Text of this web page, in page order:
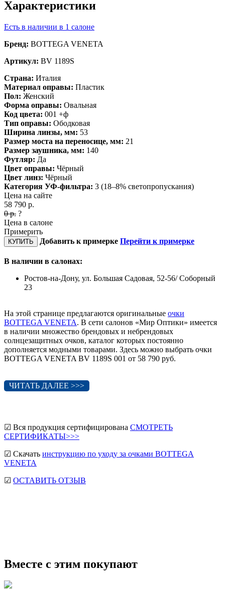
Характеристики
Есть в наличии в 1 салоне
Бренд: BOTTEGA VENETA
Артикул: BV 1189S
Страна: Италия
Материал оправы: Пластик
Пол: Женский
Форма оправы: Овальная
Код цвета: 001 +ф
Тип оправы: Ободковая
Ширина линзы, мм: 53
Размер моста на переносице, мм: 21
Размер заушника, мм: 140
Футляр: Да
Цвет оправы: Чёрный
Цвет линз: Чёрный
Категория УФ-фильтра: 3 (18–8% светопропускания)
Цена на сайте
58 790 р.
0р. ?
Цена в салоне
Примерить
КУПИТЬ Добавить к примерке Перейти к примерке
В наличии в салонах:
Ростов-на-Дону, ул. Большая Садовая, 52-56/ Соборный
23
На этой странице предлагаются оригинальные очки
BOTTEGA VENETA. В сети салонов «Мир Оптики» имеется
в наличии множество брендовых и небрендовых
солнцезащитных очков, каталог которых постоянно
дополняется модными товарами. Здесь можно выбрать очки
BOTTEGA VENETA BV 1189S 001 от 58 790 руб.
ЧИТАТЬ ДАЛЕЕ >>>
☑ Вся продукция сертифицирована СМОТРЕТЬ
СЕРТИФИКАТЫ>>>
☑ Скачать инструкцию по уходу за очками BOTTEGA
VENETA
☑ ОСТАВИТЬ ОТЗЫВ
Вместе с этим покупают